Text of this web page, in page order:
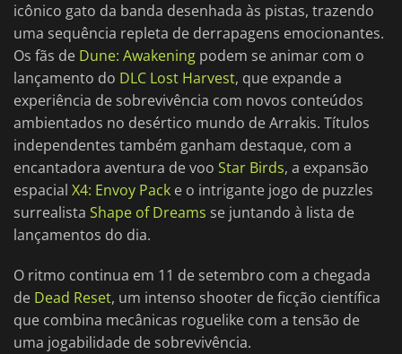
icônico gato da banda desenhada às pistas, trazendo
uma sequência repleta de derrapagens emocionantes.
Os fãs de Dune: Awakening podem se animar com o
lançamento do DLC Lost Harvest, que expande a
experiência de sobrevivência com novos conteúdos
ambientados no desértico mundo de Arrakis. Títulos
independentes também ganham destaque, com a
encantadora aventura de voo Star Birds, a expansão
espacial X4: Envoy Pack e o intrigante jogo de puzzles
surrealista Shape of Dreams se juntando à lista de
lançamentos do dia.
O ritmo continua em 11 de setembro com a chegada
de Dead Reset, um intenso shooter de ficção científica
que combina mecânicas roguelike com a tensão de
uma jogabilidade de sobrevivência.